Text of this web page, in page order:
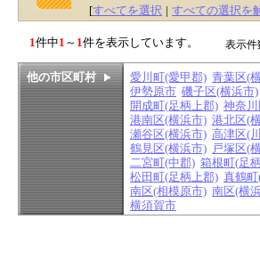
[すべてを選択 | すべての選択を
1件中1 ～ 1件を表示しています。 表示件
他の市区町村 愛川町(愛甲郡) 青葉区(
伊勢原市 磯子区(横浜市)
開成町(足柄上郡) 神奈
港南区(横浜市) 港北区(
瀬谷区(横浜市) 高津区(
鶴見区(横浜市) 戸塚区(
二宮町(中郡) 箱根町(足
松田町(足柄上郡) 真鶴
南区(相模原市) 南区(横
横須賀市